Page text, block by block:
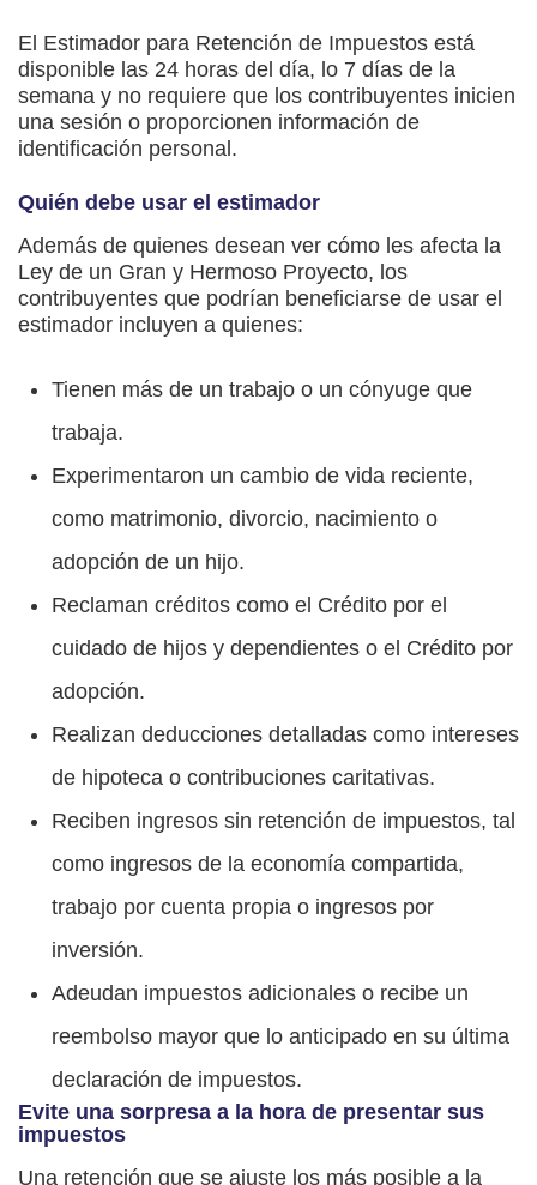
El Estimador para Retención de Impuestos está
disponible las 24 horas del día, lo 7 días de la
semana y no requiere que los contribuyentes inicien
una sesión o proporcionen información de
identificación personal.
Quién debe usar el estimador
Además de quienes desean ver cómo les afecta la
Ley de un Gran y Hermoso Proyecto, los
contribuyentes que podrían beneficiarse de usar el
estimador incluyen a quienes:
Tienen más de un trabajo o un cónyuge que
trabaja.
Experimentaron un cambio de vida reciente,
como matrimonio, divorcio, nacimiento o
adopción de un hijo.
Reclaman créditos como el Crédito por el
cuidado de hijos y dependientes o el Crédito por
adopción.
Realizan deducciones detalladas como intereses
de hipoteca o contribuciones caritativas.
Reciben ingresos sin retención de impuestos, tal
como ingresos de la economía compartida,
trabajo por cuenta propia o ingresos por
inversión.
Adeudan impuestos adicionales o recibe un
reembolso mayor que lo anticipado en su última
declaración de impuestos.
Evite una sorpresa a la hora de presentar sus
impuestos
Una retención que se ajuste los más posible a la